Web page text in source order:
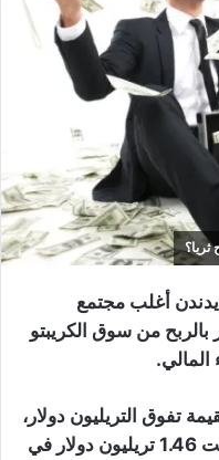
ثريا؟
يدندن أغلب مجتمع
بالربح من سوق الكريبتو
المالي.
تفوق التريليون دولار،
حيث أن قيمته الإجمالية الحالية فاقت 1.46 تريليون دولار في